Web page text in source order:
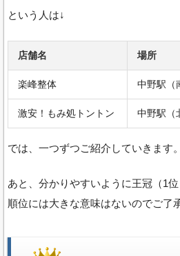
という人は↓
店舗名 場所
楽峰整体 中野駅（
激安！もみ処トントン 中野駅（
では、一つずつご紹介していきます。
あと、分かりやすいように王冠（1位
順位には大きな意味はないのでご了